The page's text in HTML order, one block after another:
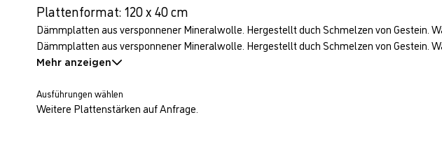
Plattenformat: 120 x 40 cm
Dämmplatten aus versponnener Mineralwolle. Hergestellt duch Schmelzen von Gestein.
Dämmplatten aus versponnener Mineralwolle. Hergestellt duch Schmelzen von Gestein.
Mehr anzeigen
Ausführungen wählen
Weitere Plattenstärken auf Anfrage.